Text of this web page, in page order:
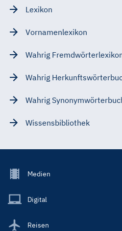
Lexikon
Vornamenlexikon
Wahrig
Wahrig
Wahrig
Wissensbibliothek
Footer
Main
Medien
Digital
Reisen